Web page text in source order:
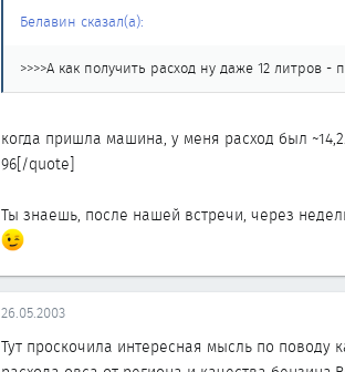
Белавин сказал(а):
>>>>А как получить расход ну даже 12 литров -
когда пришла машина, у меня расход был
96[/quote]
Ты знаешь, после нашей встречи, через
26.05.2003
Тут проскочила интересная мысль по поводу